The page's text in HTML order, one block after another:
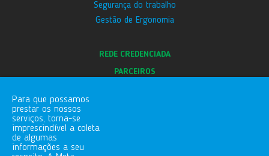
Para que possamos
prestar os nossos
serviços, torna-se
imprescindível a coleta
de algumas
informações a seu
Segurança do trabalho
Gestão de Ergonomia
REDE CREDENCIADA
PARCEIROS